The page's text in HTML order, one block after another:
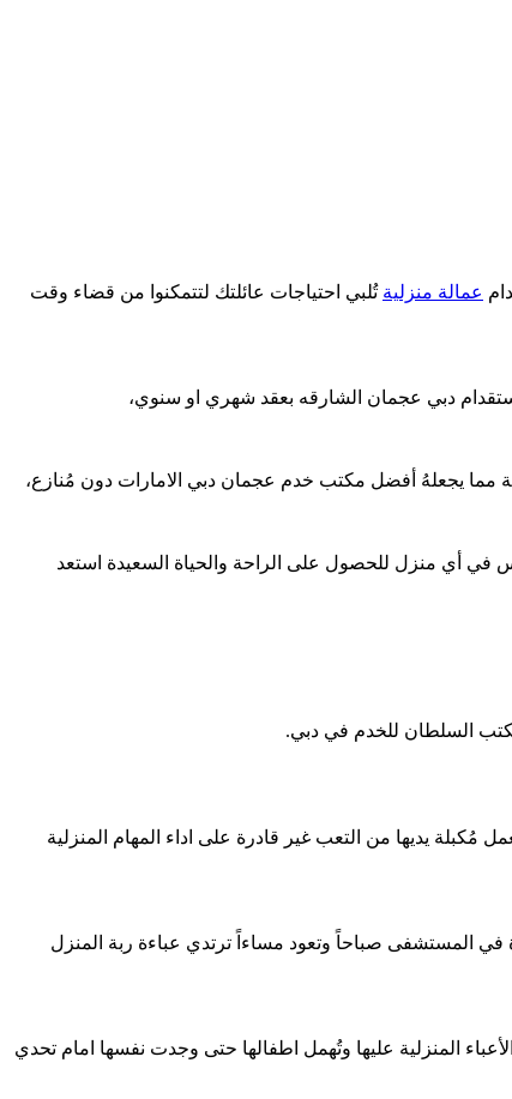
عمالة منزلية تُلبي احتياجات عائلتك لتتمكنوا من قضاء وقت
دبي عجمان الشارقه بعقد شهري او سنوي،
مما يجعلهُ أفضل مكتب خدم عجمان دبي الامارات دون مُنازع،
في أي منزل للحصول على الراحة والحياة السعيدة استعد
السلطان للخدم في دبي.
يديها من التعب غير قادرة على اداء المهام المنزلية
المستشفى صباحاً وتعود مساءاً ترتدي عباءة ربة المنزل
المنزلية عليها وتُهمل اطفالها حتى وجدت نفسها امام تحدي